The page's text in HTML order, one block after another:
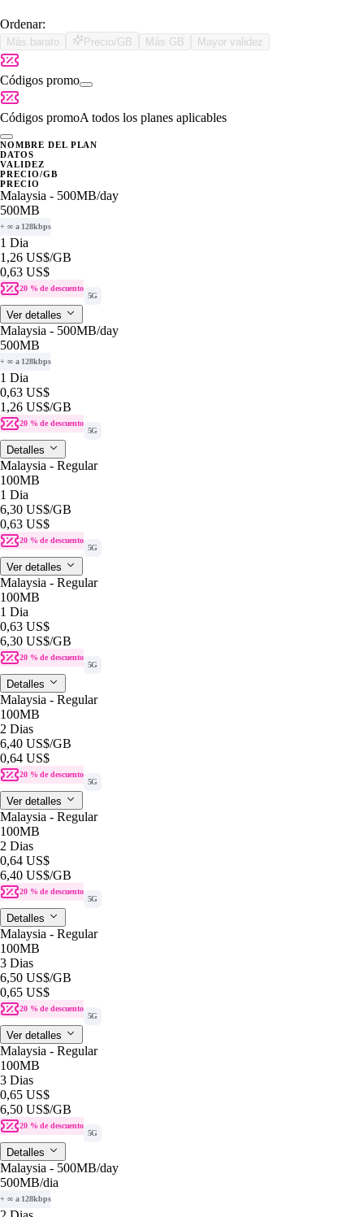
Ordenar:
Más barato Precio/GB Más GB Mayor validez
Códigos promo
Códigos promoA todos los planes aplicables
NOMBRE DEL PLAN
DATOS
VALIDEZ
PRECIO/GB
PRECIO
Malaysia - 500MB/day
500MB
+ ∞ a 128kbps
1 Dia
1,26 US$/GB
0,63 US$
20 % de descuento
5G
Ver detalles
Malaysia - 500MB/day
500MB
+ ∞ a 128kbps
1 Dia
0,63 US$
1,26 US$/GB
20 % de descuento
5G
Detalles
Malaysia - Regular
100MB
1 Dia
6,30 US$/GB
0,63 US$
20 % de descuento
5G
Ver detalles
Malaysia - Regular
100MB
1 Dia
0,63 US$
6,30 US$/GB
20 % de descuento
5G
Detalles
Malaysia - Regular
100MB
2 Dias
6,40 US$/GB
0,64 US$
20 % de descuento
5G
Ver detalles
Malaysia - Regular
100MB
2 Dias
0,64 US$
6,40 US$/GB
20 % de descuento
5G
Detalles
Malaysia - Regular
100MB
3 Dias
6,50 US$/GB
0,65 US$
20 % de descuento
5G
Ver detalles
Malaysia - Regular
100MB
3 Dias
0,65 US$
6,50 US$/GB
20 % de descuento
5G
Detalles
Malaysia - 500MB/day
500MB/dia
+ ∞ a 128kbps